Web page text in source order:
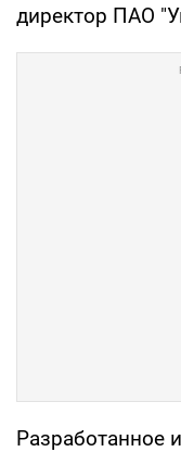
директор ПАО
Разработанное